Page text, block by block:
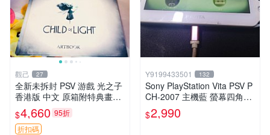
觀己 27
全新未拆封 PSV 游戲 光之子
香港版 中文 原箱附特典畫冊
輝耀上市嚴選商品 光之子 港
版 PSV 特典畫冊
$4,660 95折
折扣碼
Y9199433501 132
Sony PlayStation Vita PSV P
CH-2007 主機藍 螢幕四角略
暗 可安裝遊戲 系統3.74書
$2,990